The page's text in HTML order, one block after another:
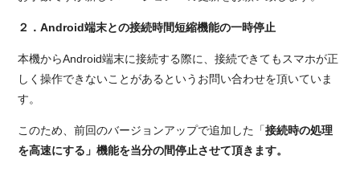
２．Android端末との接続時間短縮機能の一時停止
本機からAndroid端末に接続する際に、接続できてもスマホが正
しく操作できないことがあるというお問い合わせを頂いていま
す。
このため、前回のバージョンアップで追加した「接続時の処理
を高速にする」機能を当分の間停止させて頂きます。